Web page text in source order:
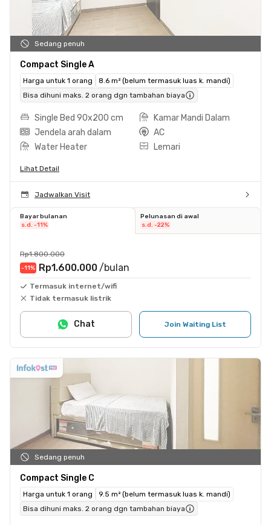
Sedang penuh
Compact Single A
Harga untuk 1 orang
8.6 m² (belum termasuk luas k. mandi)
Bisa dihuni maks. 2 orang dgn tambahan biaya
Single Bed 90x200 cm
Kamar Mandi Dalam
Jendela arah dalam
AC
Water Heater
Lemari
Lihat Detail
Jadwalkan Visit
Bayar bulanan
s.d. -11%
Pelunasan di awal
s.d. -22%
Rp1.800.000
-11% Rp1.600.000 /bulan
Termasuk internet/wifi
Tidak termasuk listrik
Join Waiting List
Chat
Sedang penuh
Compact Single C
Harga untuk 1 orang
9.5 m² (belum termasuk luas k. mandi)
Bisa dihuni maks. 2 orang dgn tambahan biaya